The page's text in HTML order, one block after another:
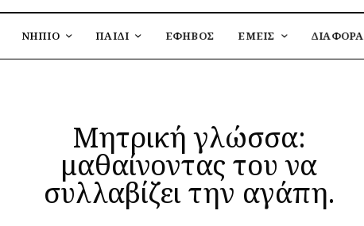
ΝΗΠΙΟ ΠΑΙΔΙ ΕΦΗΒΟΣ ΕΜΕΙΣ ΔΙΑΦΟΡΑ
Μητρική γλώσσα:
μαθαίνοντας του να
συλλαβίζει την αγάπη.